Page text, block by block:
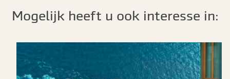
Mogelijk heeft u ook interesse in: